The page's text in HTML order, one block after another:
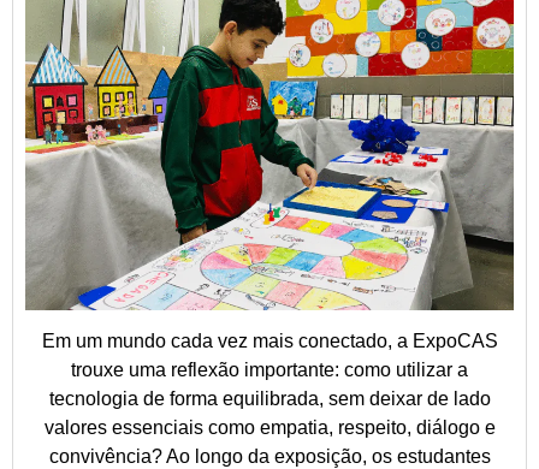
Em um mundo cada vez mais conectado, a ExpoCAS
trouxe uma reflexão importante: como utilizar a
tecnologia de forma equilibrada, sem deixar de lado
valores essenciais como empatia, respeito, diálogo e
convivência? Ao longo da exposição, os estudantes